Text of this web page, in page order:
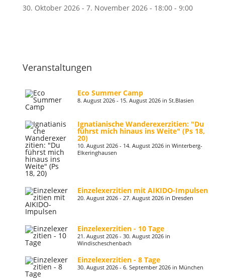
30. Oktober 2026 - 7. November 2026 - 18:00 - 9:00
Veranstaltungen
Eco Summer Camp
8. August 2026 - 15. August 2026 in St.Blasien
Ignatianische Wanderexerzitien: "Du
führst mich hinaus ins Weite" (Ps 18,
20)
10. August 2026 - 14. August 2026 in Winterberg-
Elkeringhausen
Einzelexerzitien mit AIKIDO-Impulsen
20. August 2026 - 27. August 2026 in Dresden
Einzelexerzitien - 10 Tage
21. August 2026 - 30. August 2026 in
Windischeschenbach
Einzelexerzitien - 8 Tage
30. August 2026 - 6. September 2026 in München